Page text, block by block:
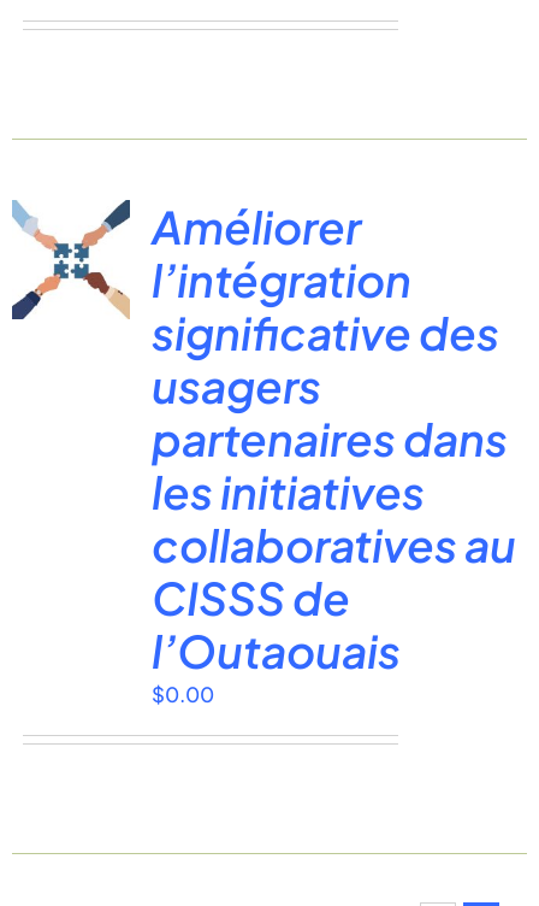
Améliorer
l’intégration
significative des
usagers
partenaires dans
les initiatives
collaboratives au
CISSS de
l’Outaouais
$0.00